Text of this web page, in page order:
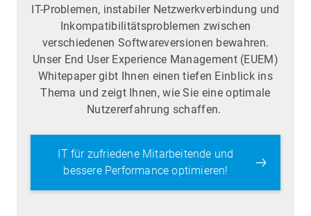
IT-Problemen, instabiler Netzwerkverbindung und
Inkompatibilitätsproblemen zwischen
verschiedenen Softwareversionen bewahren.
Unser End User Experience Management (EUEM)
Whitepaper gibt Ihnen einen tiefen Einblick ins
Thema und zeigt Ihnen, wie Sie eine optimale
Nutzererfahrung schaffen.
IT für zufriedene Mitarbeitende und
bessere Performance optimieren!